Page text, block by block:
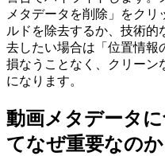
メタデータを削除」をクリ
ルドを除去するか、技術的
去したい場合は「位置情報
損なうことなく、クリーン
になります。
動画メタデータ
てなぜ重要なのか